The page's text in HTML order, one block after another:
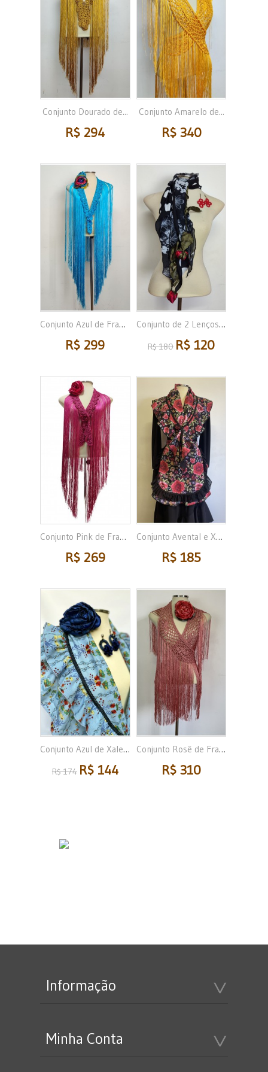
Conjunto Dourado de...
R$ 294
Conjunto Amarelo de...
R$ 340
Conjunto Azul de Franja...
R$ 299
Conjunto de 2 Lenços,...
R$ 180 R$ 120
Conjunto Pink de Franja...
R$ 269
Conjunto Avental e Xale...
R$ 185
Conjunto Azul de Xale,...
R$ 174 R$ 144
Conjunto Rosê de Franja...
R$ 310
Informação
Minha Conta